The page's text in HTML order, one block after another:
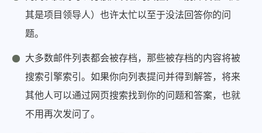
其是项目领导人）也许太忙以至于没法回答你的问
题。
大多数邮件列表都会被存档，那些被存档的内容将被
搜索引擎索引。如果你向列表提问并得到解答，将来
其他人可以通过网页搜索找到你的问题和答案，也就
不用再次发问了。